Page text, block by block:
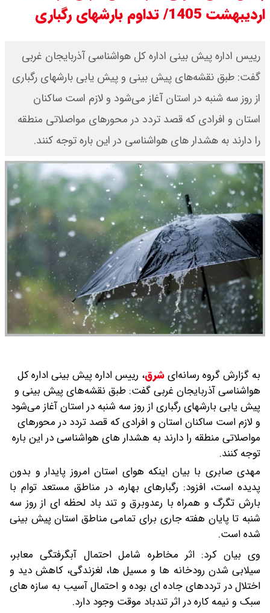
مرداد ۱۴۰۵ / سکه پارسیان ۱۰۰ سوتی
چند ؟ جدول
ترکیه و عراق، پروژه کاهش وابستگی
به تنگه هرمز را کلید زدند + جزییات
اردیبهشت 1405/ تداوم بارشهای رگباری
​رییس اداره پیش بینی اداره کل هواشناسی آذربایجان غربی
گفت: طبق نقشه‌های پیش بینی و پیش یابی بارشهای رگباری
از روز سه شنبه در استان آغاز می‌شود و لازم است ساکنان
استان و افرادی که قصد تردد در محورهای مواصلاتی منطقه
را دارند به هشدار های هواشناسی در این باره توجه کنند.
به گزارش گروه رسانه‌ایشرق، رییس اداره پیش بینی اداره کل
هواشناسی آذربایجان غربی گفت: طبق نقشه‌های پیش بینی و
پیش یابی بارشهای رگباری از روز سه شنبه در استان آغاز می‌شود
و لازم است ساکنان استان و افرادی که قصد تردد در محورهای
مواصلاتی منطقه را دارند به هشدار های هواشناسی در این باره
توجه کنند.
مهدی صابری با بیان اینکه هوای استان امروز پایدار و بدون
پدیده است، افزود: رگبارهای بهاره، در مناطق مستعد توام با
بارش تگرگ و همراه با رعدوبرق و تند باد لحظه ای از روز سه
شنبه تا پایان هفته جاری برای تمامی مناطق استان پیش بینی
شده است.
وی بیان کرد: اثر مخاطره شامل احتمال آبگرفتگی معابر،
سیلابی شدن رودخانه ها و مسیل ها، لغزندگی، کاهش دید و
اختلال در ترددهای جاده ای بوده و احتمال آسیب به سازه های
سبک و نیمه کاره در اثر تندباد موقت وجود دارد.